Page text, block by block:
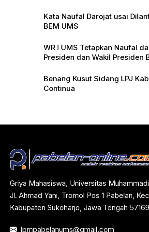
Kata Naufal Darojat usai
BEM UMS
WR I UMS Tetapkan Naufal
Presiden dan Wakil Presiden
Benang Kusut Sidang LPJ
Continua
Griya Mahasiswa, Universitas
Jl. Ahmad Yani, Tromol Pos 1 Pabelan,
Kabupaten Sukoharjo, Jawa Tengah 57169
lpmpabelanums@gmail.com